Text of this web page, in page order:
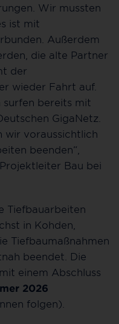
Wir mussten
ist mit
Außerdem
die alte Partner
der
wieder Fahrt auf.
surfen bereits mit
GigaNetz.
wir voraussichtlich
beenden“,
Bau bei
Tiefbauarbeiten
in Kohden,
Tiefbaumaßnahmen
beendet. Die
einem Abschluss
2026
folgen).